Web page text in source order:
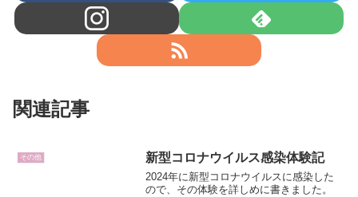
関連記事
その他 新型コロナウイルス感染体験記
2024年に新型コロナウイルスに感染した
ので、その体験を詳しめに書きました。